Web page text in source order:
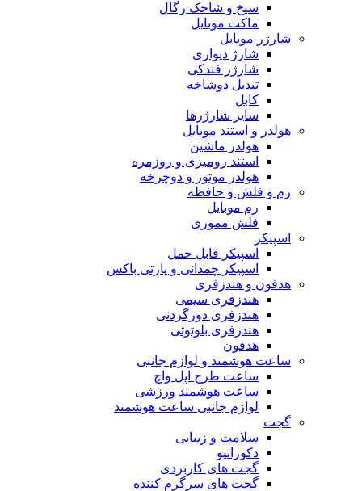
سیخ و شاخک رگال
ماکت موبایل
شارژر موبایل
شارژ دیواری
شارژر فندکی
تبدیل دوشاخه
کابل
سایر شارژرها
هولدر و استند موبایل
هولدر ماشین
استند رومیزی و روزمره
هولدر موتور و دوچرخه
رم و فلش و حافظه
رم موبایل
فلش مموری
اسپیکر
اسپیکر قابل حمل
اسپیکر چمدانی و پارتی باکس
هدفون و هندزفری
هندزفری سیمی
هندزفری دورگردنی
هندزفری بلوتوثی
هدفون
ساعت هوشمند و لوازم جانبی
ساعت طرح اپل واچ
ساعت هوشمند ورزشی
لوازم جانبی ساعت هوشمند
گجت
سلامت و زیبایی
دکوراتیو
گجت های کاربردی
گجت های سرگرم کننده